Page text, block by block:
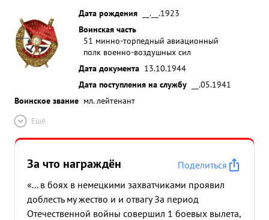
Дата рождения
__.__.1923
Воинская часть
51 минно-торпедный авиационный
полк военно-воздушных сил
Дата документа 13.10.1944
Дата поступления на службу
__.05.1941
Воинское звание мл. лейтенант
Ещё
За что награждён
Поделиться
«... в боях в немецкими захватчиками проявил
доблесть му жество и и отвагу За период
Отечественной войны совершил 1 боевых вылета,